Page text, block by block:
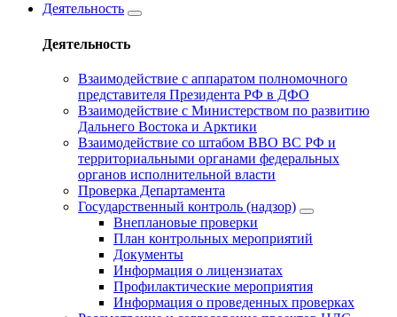
Деятельность
Деятельность
Взаимодействие с аппаратом полномочного
представителя Президента РФ в ДФО
Взаимодействие с Министерством по развитию
Дальнего Востока и Арктики
Взаимодействие со штабом ВВО ВС РФ и
территориальными органами федеральных
органов исполнительной власти
Проверка Департамента
Государственный контроль (надзор)
Внеплановые проверки
План контрольных мероприятий
Документы
Информация о лицензиатах
Профилактические мероприятия
Информация о проведенных проверках